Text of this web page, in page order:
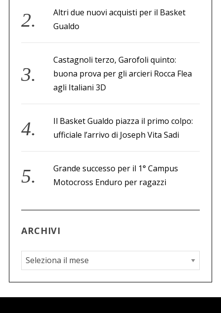
Altri due nuovi acquisti per il Basket
Gualdo
Castagnoli terzo, Garofoli quinto:
buona prova per gli arcieri Rocca Flea
agli Italiani 3D
Il Basket Gualdo piazza il primo colpo:
ufficiale l’arrivo di Joseph Vita Sadi
Grande successo per il 1° Campus
Motocross Enduro per ragazzi
ARCHIVI
A
r
c
h